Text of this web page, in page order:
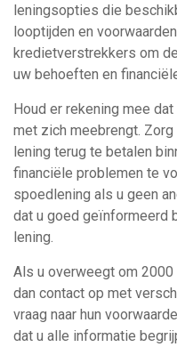
leningsopties die
looptijden en
kredietverstrekkers om
uw behoeften en
Houd er rekening mee
met zich meebrengt.
lening terug te betalen
financiële problemen te
spoedlening als u geen
dat u goed geïnformeerd
lening.
Als u overweegt om
dan contact op met
vraag naar hun
dat u alle informatie